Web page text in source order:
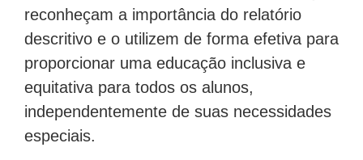
reconheçam a importância do relatório
descritivo e o utilizem de forma efetiva para
proporcionar uma educação inclusiva e
equitativa para todos os alunos,
independentemente de suas necessidades
especiais.